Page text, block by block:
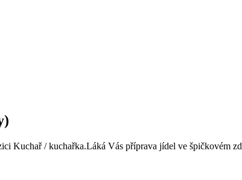
Kuchař / kuchařka.Láká Vás příprava jídel ve špičkovém